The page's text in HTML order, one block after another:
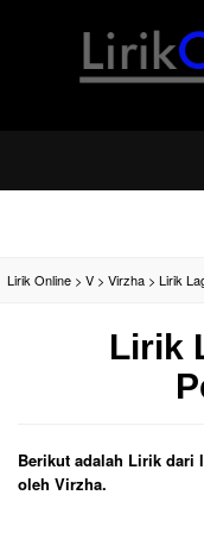
Lirik Online > V > Virzha > Lirik
Lirik
Berikut adalah Lirik dari
oleh Virzha.